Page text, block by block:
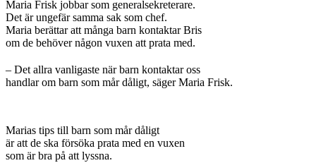
Maria Frisk jobbar som generalsekreterare.
Det är ungefär samma sak som chef.
Maria berättar att många barn kontaktar Bris
om de behöver någon vuxen att prata med.
– Det allra vanligaste när barn kontaktar oss
handlar om barn som mår dåligt, säger Maria Frisk.
Marias tips till barn som mår dåligt
är att de ska försöka prata med en vuxen
som är bra på att lyssna.